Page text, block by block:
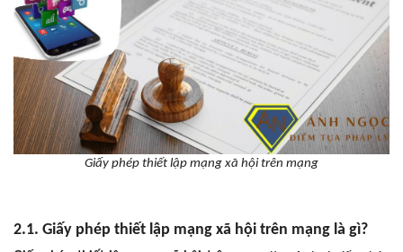
Giấy phép thiết lập mạng xã hội trên mạng
2.1. Giấy phép thiết lập mạng xã hội trên mạng là gì?